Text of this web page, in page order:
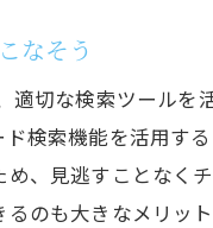
歴史を感じ
地域社会と
自然保護と
なそう
適切な検索ツール
検索機能を活用す
、見逃すことなく
のも大きなメリッ